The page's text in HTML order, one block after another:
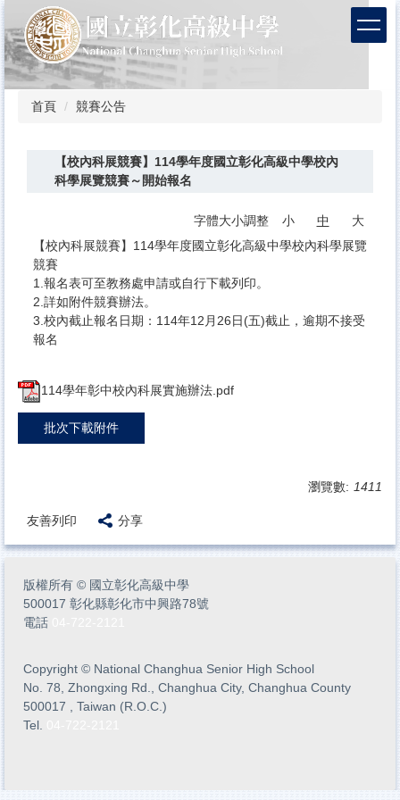
到
主
要
內
首頁 競賽公告
【校內科展競賽】114學年度國立彰化高級中學校內
科學展覽競賽～開始報名
字體大小調整 小 中
大
【校內科展競賽】114學年度國立彰化高級中學校內科學展覽
競賽
1.報名表可至教務處申請或自行下載列印。
2.詳如附件競賽辦法。
3.校內截止報名日期：114年12月26日(五)截止，逾期不接受
報名
114學年彰中校內科展實施辦法.pdf
批次下載附件
瀏覽數: 1411
友善列印 分享
版權所有 © 國立彰化高級中學
500017 彰化縣彰化市中興路78號
電話
Copyright © National Changhua Senior High School
No. 78, Zhongxing Rd., Changhua City, Changhua County
500017 , Taiwan (R.O.C.)
Tel.